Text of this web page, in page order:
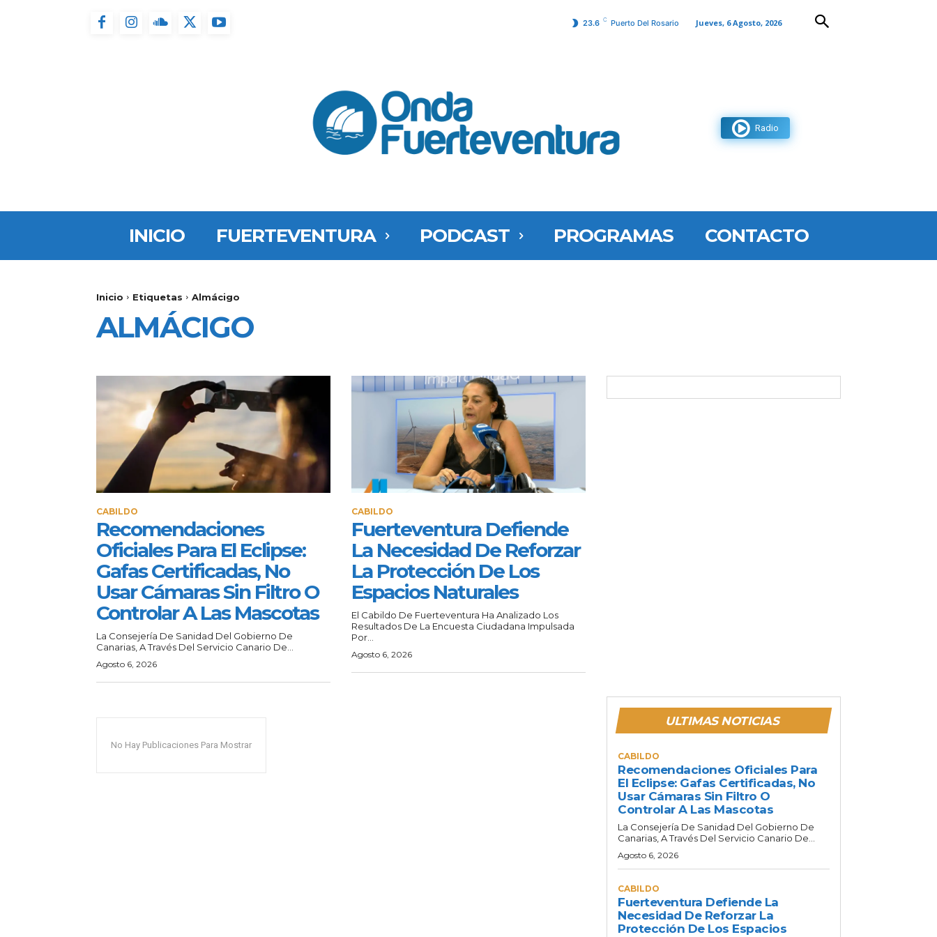
23.6 C Puerto Del Rosario Jueves, 6 Agosto, 2026
Radio
INICIO FUERTEVENTURA PODCAST PROGRAMAS CONTACTO
Inicio Etiquetas Almácigo
ALMÁCIGO
CABILDO
Recomendaciones
Oficiales Para El Eclipse:
Gafas Certificadas, No
Usar Cámaras Sin Filtro O
Controlar A Las Mascotas
La Consejería De Sanidad Del Gobierno De
Canarias, A Través Del Servicio Canario De...
Agosto 6, 2026
CABILDO
Fuerteventura Defiende
La Necesidad De Reforzar
La Protección De Los
Espacios Naturales
El Cabildo De Fuerteventura Ha Analizado Los
Resultados De La Encuesta Ciudadana Impulsada
Por...
Agosto 6, 2026
No Hay Publicaciones Para Mostrar
ULTIMAS NOTICIAS
CABILDO
Recomendaciones Oficiales Para
El Eclipse: Gafas Certificadas, No
Usar Cámaras Sin Filtro O
Controlar A Las Mascotas
La Consejería De Sanidad Del Gobierno De
Canarias, A Través Del Servicio Canario De...
Agosto 6, 2026
CABILDO
Fuerteventura Defiende La
Necesidad De Reforzar La
Protección De Los Espacios